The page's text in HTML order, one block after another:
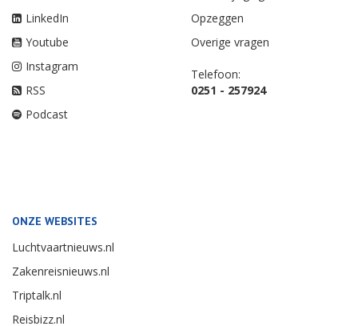
LinkedIn
Youtube
Instagram
RSS
Podcast
Opzeggen
Overige vragen
Telefoon:
0251 - 257924
ONZE WEBSITES
Luchtvaartnieuws.nl
Zakenreisnieuws.nl
Triptalk.nl
Reisbizz.nl